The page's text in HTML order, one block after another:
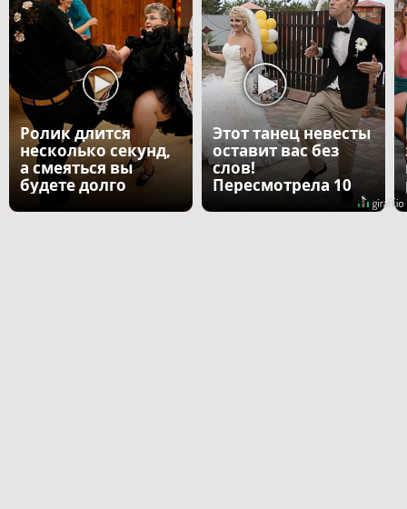
Ролик длится
несколько секунд,
а смеяться вы
будете долго
Этот танец невесты
оставит вас без
слов!
Пересмотрела 10